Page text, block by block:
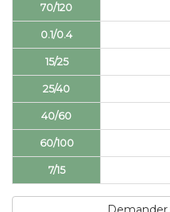
70/120
0.1/0.4
15/25
25/40
40/60
60/100
7/15